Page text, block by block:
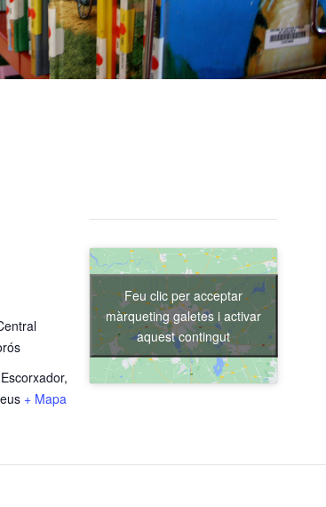
+ Mapa
Feu clic per acceptar
màrqueting galetes i activar
aquest contingut